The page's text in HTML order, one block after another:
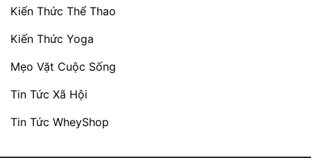
Kiến Thức Thể Thao
Kiến Thức Yoga
Mẹo Vặt Cuộc Sống
Tin Tức Xã Hội
Tin Tức WheyShop